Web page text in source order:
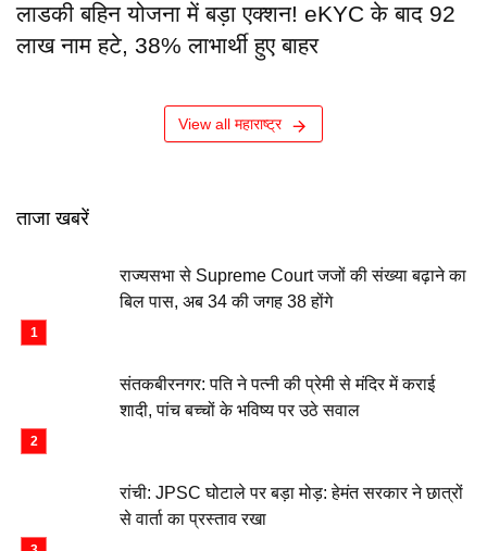
लाडकी बहिन योजना में बड़ा एक्शन! eKYC के बाद 92
लाख नाम हटे, 38% लाभार्थी हुए बाहर
View all महाराष्ट्र
ताजा खबरें
राज्यसभा से Supreme Court जजों की संख्या बढ़ाने का
बिल पास, अब 34 की जगह 38 होंगे
संतकबीरनगर: पति ने पत्नी की प्रेमी से मंदिर में कराई
शादी, पांच बच्चों के भविष्य पर उठे सवाल
रांची: JPSC घोटाले पर बड़ा मोड़: हेमंत सरकार ने छात्रों
से वार्ता का प्रस्ताव रखा